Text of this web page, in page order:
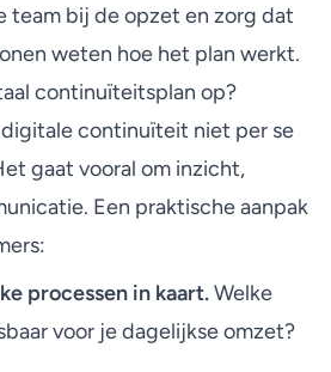
team bij de opzet en zorg dat
weten hoe het plan werkt.
continuïteitsplan op?
continuïteit niet per se
gaat vooral om inzicht,
Een praktische aanpak
processen in kaart.Welke
voor je dagelijkse omzet?